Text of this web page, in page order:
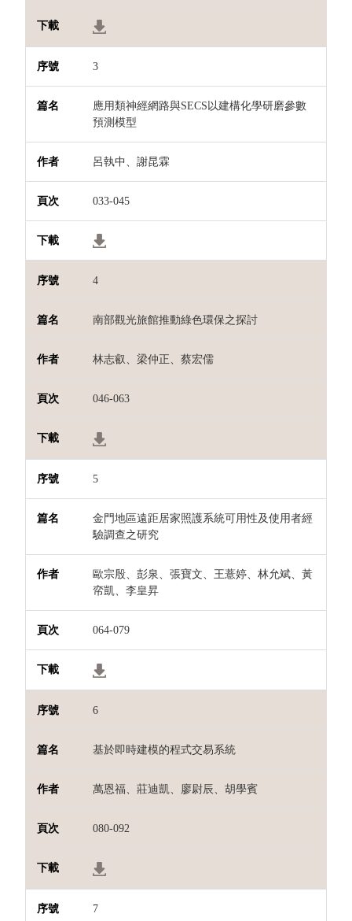
3
應用類神經網路與SECS以建構化學研磨參數
預測模型
呂執中、謝昆霖
033-045
4
南部觀光旅館推動綠色環保之探討
林志叡、梁仲正、蔡宏儒
046-063
5
金門地區遠距居家照護系統可用性及使用者經
驗調查之研究
歐宗殷、彭泉、張寶文、王薏婷、林允斌、黃
帟凱、李皇昇
064-079
6
基於即時建模的程式交易系統
萬恩福、莊迪凱、廖尉辰、胡學賓
080-092
7